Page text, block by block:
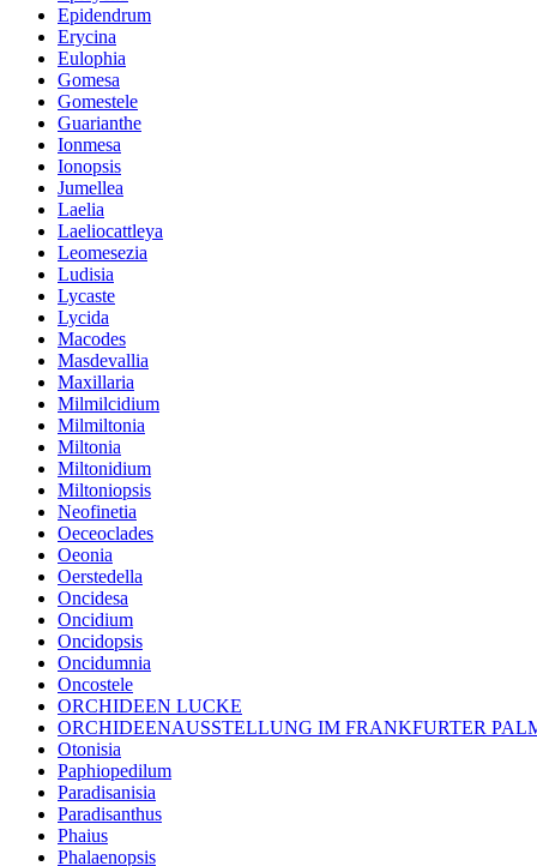
Epidendrum
Erycina
Eulophia
Gomesa
Gomestele
Guarianthe
Ionmesa
Ionopsis
Jumellea
Laelia
Laeliocattleya
Leomesezia
Ludisia
Lycaste
Lycida
Macodes
Masdevallia
Maxillaria
Milmilcidium
Milmiltonia
Miltonia
Miltonidium
Miltoniopsis
Neofinetia
Oeceoclades
Oeonia
Oerstedella
Oncidesa
Oncidium
Oncidopsis
Oncidumnia
Oncostele
ORCHIDEEN LUCKE
ORCHIDEENAUSSTELLUNG IM FRANKFURTER
Otonisia
Paphiopedilum
Paradisanisia
Paradisanthus
Phaius
Phalaenopsis